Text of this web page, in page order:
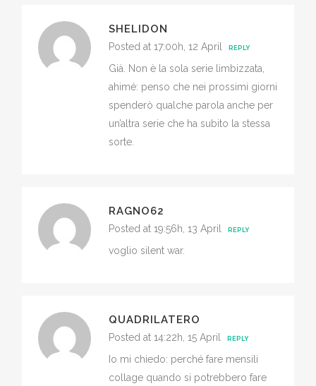
SHELIDON
Posted at 17:00h, 12 April REPLY
Già. Non è la sola serie limbizzata,
ahimé: penso che nei prossimi giorni
spenderò qualche parola anche per
un’altra serie che ha subito la stessa
sorte.
RAGNO62
Posted at 19:56h, 13 April REPLY
voglio silent war.
QUADRILATERO
Posted at 14:22h, 15 April REPLY
Io mi chiedo: perché fare mensili
collage quando si potrebbero fare